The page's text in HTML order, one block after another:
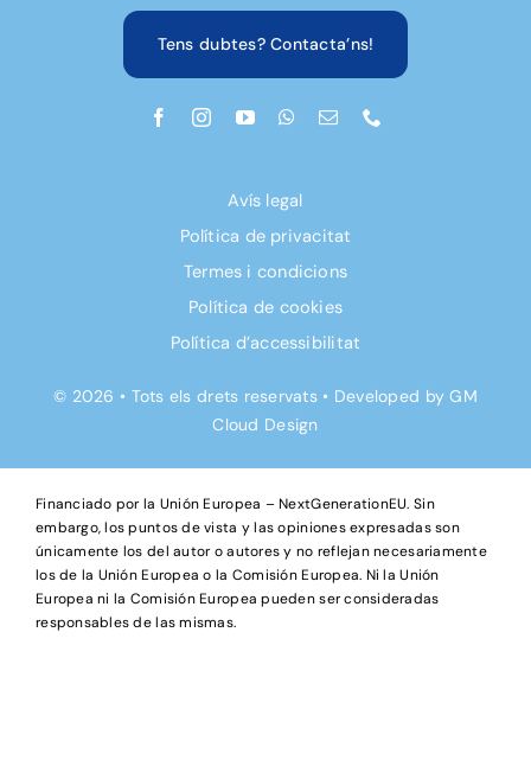
Financiado por la Unión Europea – NextGenerationEU. Sin
embargo, los puntos de vista y las opiniones expresadas son
los de la Unión Europea o la Comisión Europea. Ni la Unión
Europea ni la Comisión Europea pueden ser consideradas
responsables de las mismas.